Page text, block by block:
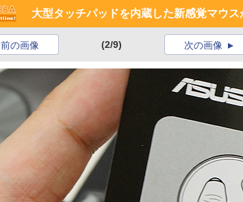
大型タッチパッドを内蔵した新感覚マウ
前の画像 (2/9) 次の画像